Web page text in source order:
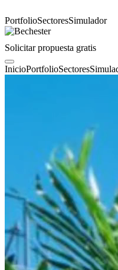
PortfolioSectoresSimulador
Solicitar propuesta gratis
InicioPortfolioSectores